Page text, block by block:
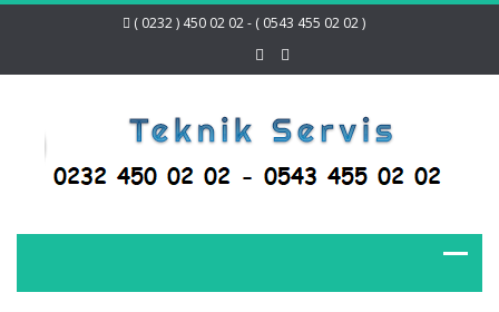
( 0232 ) 450 02 02 - ( 0543 455 02 02 )